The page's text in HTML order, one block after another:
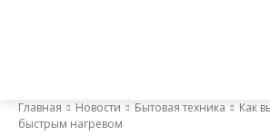
Главная Новости Бытовая техника
Как
быстрым нагревом